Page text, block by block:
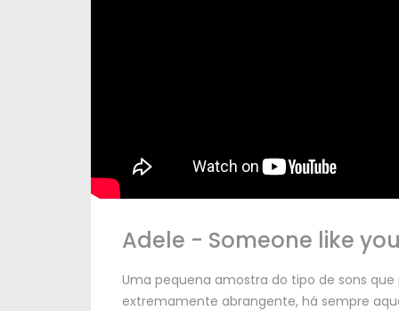
Adele - Someone like
Uma pequena amostra do tipo de sons
extremamente abrangente, há sempre